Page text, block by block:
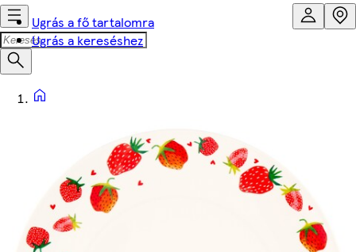
Ugrás a fő tartalomra
Ugrás a kereséshez